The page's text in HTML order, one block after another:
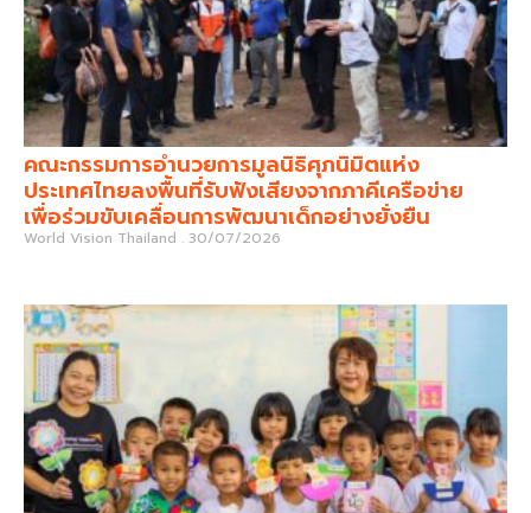
คณะกรรมการอำนวยการมูลนิธิศุภนิมิตแห่ง
ประเทศไทยลงพื้นที่รับฟังเสียงจากภาคีเครือข่าย
เพื่อร่วมขับเคลื่อนการพัฒนาเด็กอย่างยั่งยืน
World Vision Thailand 30/07/2026